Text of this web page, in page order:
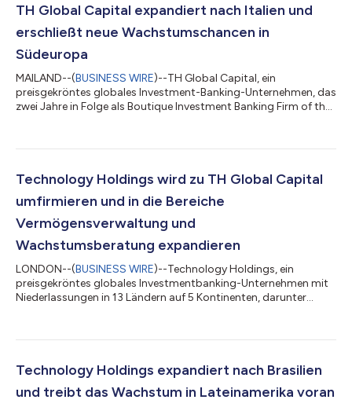
TH Global Capital expandiert nach Italien und
erschließt neue Wachstumschancen in
Südeuropa
MAILAND--(BUSINESS WIRE)--TH Global Capital, ein
preisgekröntes globales Investment-Banking-Unternehmen, das
zwei Jahre in Folge als Boutique Investment Banking Firm of the
strategische Expansion nach Italien bekannt zu geben. Das neue
markiert einen bedeutenden Schritt im Engagement von TH
Global Capital, von de...
Technology Holdings wird zu TH Global Capital
umfirmieren und in die Bereiche
Vermögensverwaltung und
Wachstumsberatung expandieren
LONDON--(BUSINESS WIRE)--Technology Holdings, ein
preisgekröntes globales Investmentbanking-Unternehmen mit
Niederlassungen in 13 Ländern auf 5 Kontinenten, darunter
Umfirmierung spiegelt die anhaltende Expansion des
darunter Vermögensverwaltung und ein erweitertes Angebot im
Bereich Wachstumsberatung, um für seine Kunden W...
Technology Holdings expandiert nach Brasilien
und treibt das Wachstum in Lateinamerika voran